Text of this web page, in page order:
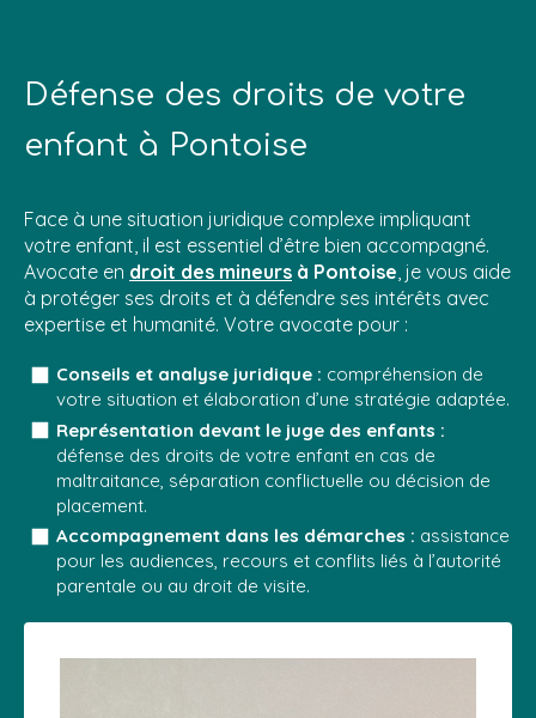
Défense des droits de votre
enfant à Pontoise
Face à une situation juridique complexe impliquant
votre enfant, il est essentiel d’être bien accompagné.
Avocate en droit des mineurs à Pontoise, je vous aide
à protéger ses droits et à défendre ses intérêts avec
expertise et humanité. Votre avocate pour :
Conseils et analyse juridique : compréhension de
votre situation et élaboration d’une stratégie adaptée.
Représentation devant le juge des enfants :
défense des droits de votre enfant en cas de
maltraitance, séparation conflictuelle ou décision de
placement.
Accompagnement dans les démarches : assistance
pour les audiences, recours et conflits liés à l’autorité
parentale ou au droit de visite.